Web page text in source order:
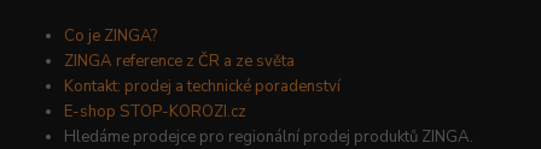
Co je ZINGA?
ZINGA reference z ČR a ze světa
Kontakt: prodej a technické poradenství
E-shop STOP-KOROZI.cz
Hledáme prodejce pro regionální prodej produktů ZINGA.